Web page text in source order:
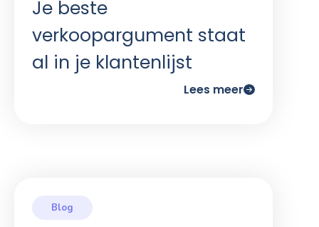
Je beste
verkoopargument staat
al in je klantenlijst
Lees meer